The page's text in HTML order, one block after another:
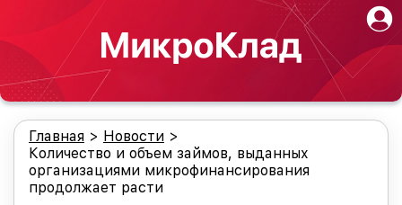
Главная > Новости >
Количество и объем займов, выданных
организациями микрофинансирования
продолжает расти